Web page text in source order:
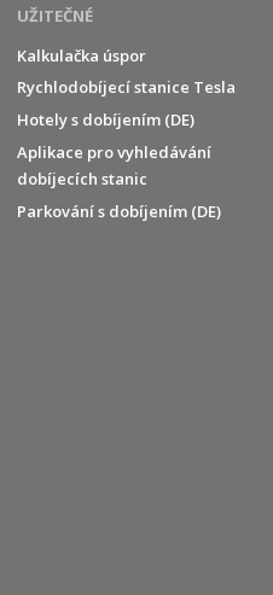
UŽITEČNÉ
Kalkulačka úspor
Rychlodobíjecí stanice Tesla
Hotely s dobíjením (DE)
Aplikace pro vyhledávání
dobíjecích stanic
Parkování s dobíjením (DE)